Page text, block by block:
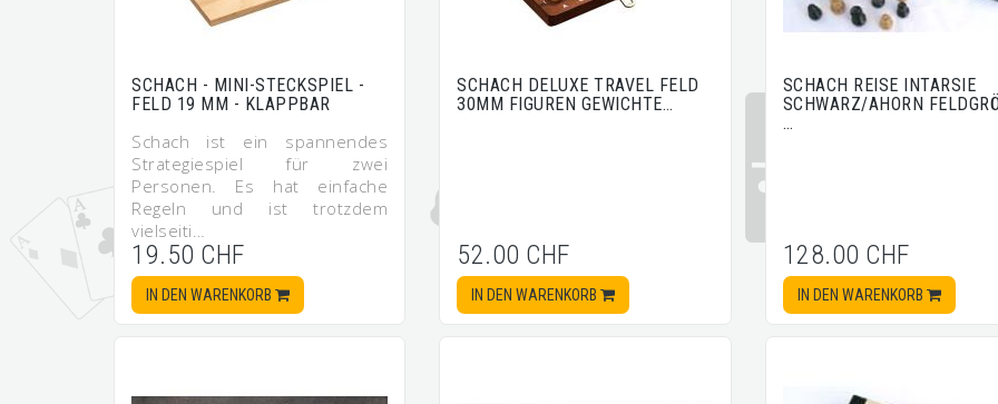
SCHACH - MINI-STECKSPIEL -
FELD 19 MM - KLAPPBAR
Schach ist ein spannendes
Strategiespiel für zwei
Personen. Es hat einfache
Regeln und ist trotzdem
vielseiti…
19.50 CHF
IN DEN WARENKORB
SCHACH DELUXE TRAVEL FELD
30MM FIGUREN GEWICHTE…
52.00 CHF
IN DEN WARENKORB
SCHACH REISE INTARSIE
SCHWARZ/AHORN
…
128.00 CHF
IN DEN WARENKORB